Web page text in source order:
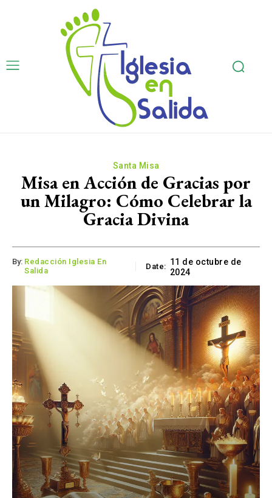
Santa Misa
Misa en Acción de Gracias por
un Milagro: Cómo Celebrar la
Gracia Divina
By: Redacción Iglesia En
Salida
Date: 11 de octubre de
2024